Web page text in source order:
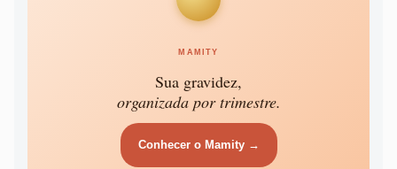
MAMITY
Sua gravidez,
organizada por trimestre.
Conhecer o Mamity →